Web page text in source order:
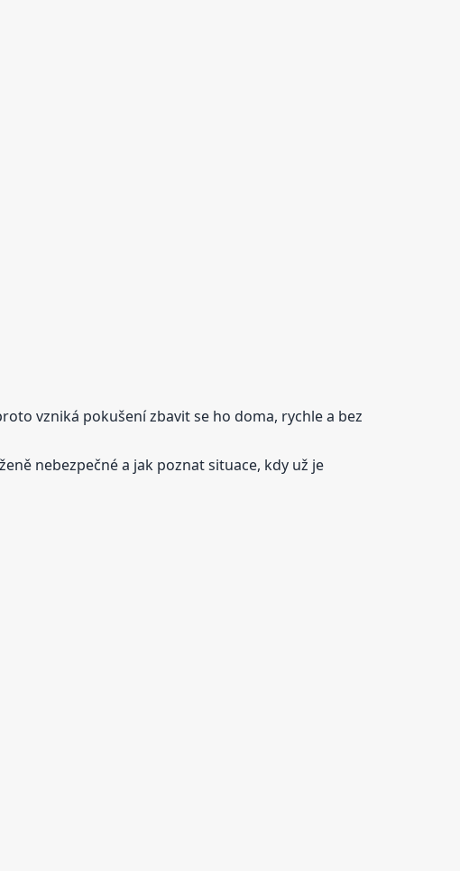
vzniká pokušení zbavit se ho doma, rychle a bez
nebezpečné a jak poznat situace, kdy už je